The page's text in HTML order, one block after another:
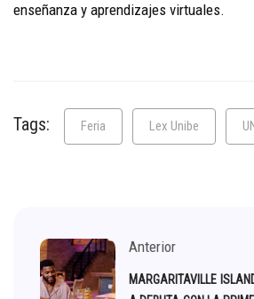
enseñanza y aprendizajes virtuales.
Tags: Feria Lex Unibe
Anterior
MARGARITAVILLE